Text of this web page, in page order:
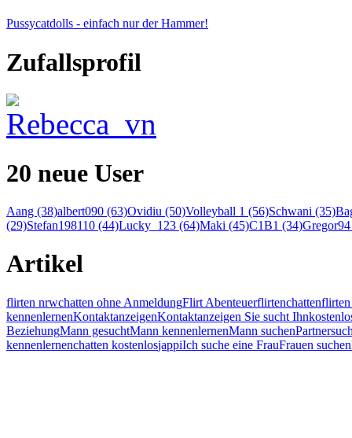
Pussycatdolls - einfach nur der Hammer!
Zufallsprofil
20 neue User
Aang (38)albert090 (63)Ovidiu (50)Volleyball 1 (56)Schwani (35)
(29)Stefan198110 (44)Lucky_123 (64)Maki (45)C1B1 (34)
Artikel
flirten nrwchatten ohne AnmeldungFlirt Abenteuerflirtenchattenflirten
kennenlernenKontaktanzeigenKontaktanzeigen Sie sucht Ihn
BeziehungMann gesuchtMann kennenlernenMann suchen
kennenlernenchatten kostenlosjappiIch suche eine FrauFrauen suchen